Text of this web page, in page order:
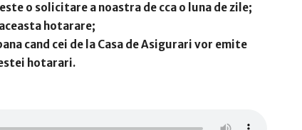
o solicitare a noastra de cca o luna de zile;
hotarare;
cand cei de la Casa de Asigurari vor emite
hotarari.